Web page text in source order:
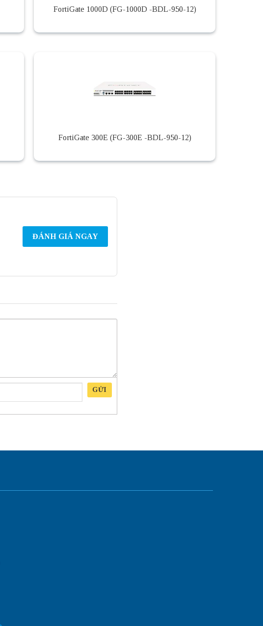
FortiGate 1000D (FG-1000D -BDL-950-12)
FortiGate 300E (FG-300E -BDL-950-12)
ĐÁNH GIÁ NGAY
GỬI